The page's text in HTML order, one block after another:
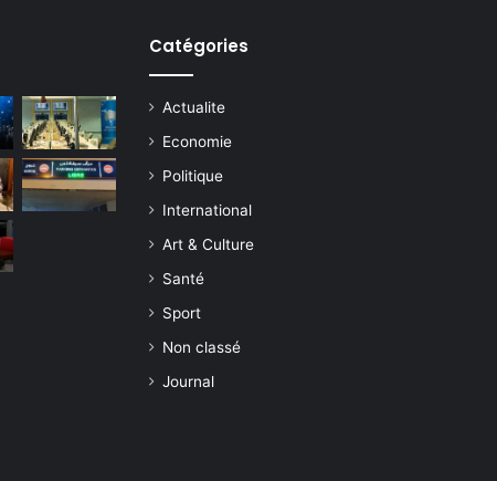
Catégories
Actualite
Economie
Politique
International
Art & Culture
Santé
Sport
Non classé
Journal